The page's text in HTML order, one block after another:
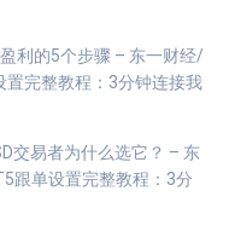
利的5个步骤 – 东一财经/
完整教程：3分钟连接我
交易者为什么选它？ – 东
跟单设置完整教程：3分